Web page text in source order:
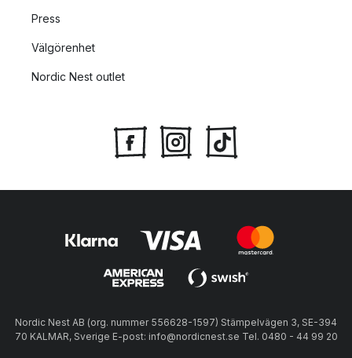
Press
Välgörenhet
Nordic Nest outlet
Nordic Nest AB (org. nummer 556628-1597) Stämpelvägen 3, SE-394
70 KALMAR, Sverige E-post: info@nordicnest.se Tel. 0480 - 44 99 20